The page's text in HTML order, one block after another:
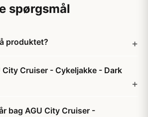
spørgsmål
produktet?
City Cruiser - Cykeljakke - Dark
bag AGU City Cruiser -